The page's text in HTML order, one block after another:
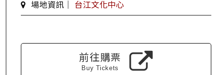
場地資訊｜ 台江文化中心
前往購票
Buy Tickets